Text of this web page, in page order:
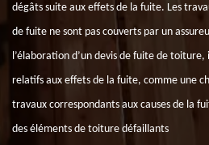
dégâts suite aux effets de la fuite. Les
de fuite ne sont pas couverts par un
l’élaboration d’un devis de fuite de
relatifs aux effets de la fuite, comme une
travaux correspondants aux causes de la
des éléments de toiture défaillants